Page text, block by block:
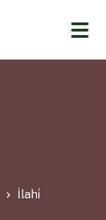
İlahi̇